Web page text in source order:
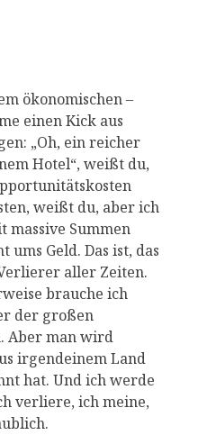
ökonomischen –
einen Kick aus
„Oh, ein reicher
Hotel“, weißt du,
weißt du, aber ich
massive Summen
ums Geld. Das ist, das
aller Zeiten.
brauche ich
der großen
Aber man wird
irgendeinem Land
hat. Und ich werde
verliere, ich meine,